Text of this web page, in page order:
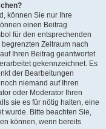
können Sie nur Ihre
einen Beitrag
für den entsprechenden
Zeitraum nach
Ihren Beitrag geantwortet
gekennzeichnet. Es
der Bearbeitungen
niemand auf Ihren
oder Moderator Ihren
sie es für nötig halten, eine
wurde. Bitte beachten Sie,
können, wenn bereits